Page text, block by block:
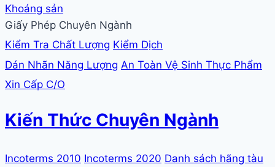
Khoáng sản
Giấy Phép Chuyên Ngành
Kiểm Tra Chất Lượng Kiểm Dịch
Dán Nhãn Năng Lượng An Toàn Vệ Sinh Thực Phẩm
Xin Cấp C/O
Kiến Thức Chuyên Ngành
Incoterms 2010 Incoterms 2020 Danh sách hãng tàu